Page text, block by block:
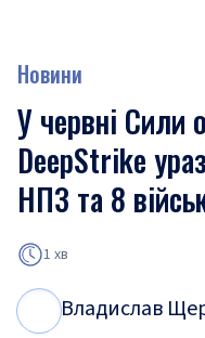
Новини
У червні Сили
DeepStrike
НПЗ та 8
1 хв
Владислав